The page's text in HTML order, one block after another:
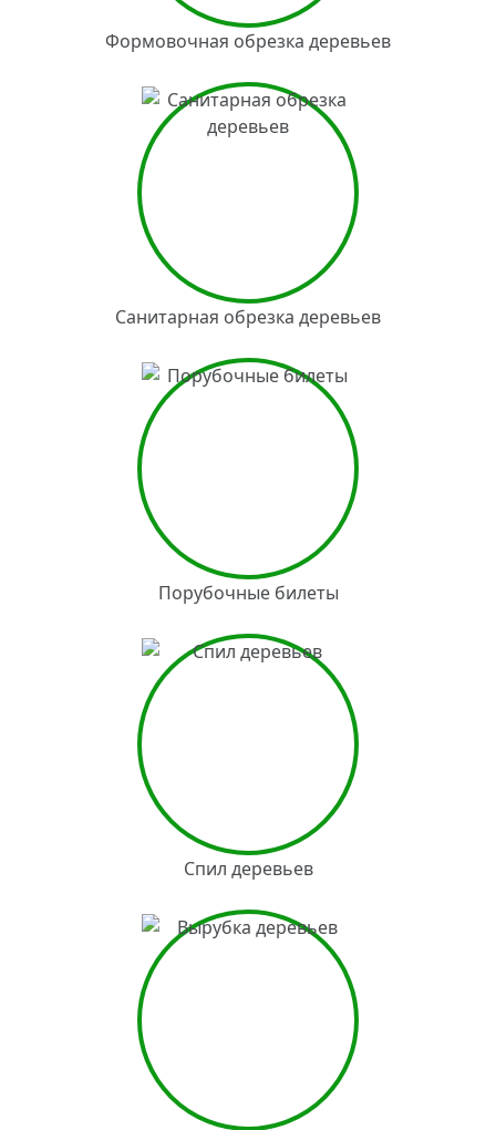
Формовочная обрезка деревьев
Санитарная обрезка деревьев
Порубочные билеты
Спил деревьев